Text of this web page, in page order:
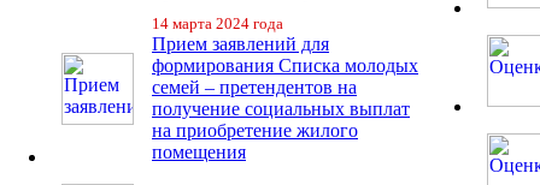
14 марта 2024 года
Прием заявлений для
формирования Списка молодых
семей – претендентов на
получение социальных выплат
на приобретение жилого
помещения